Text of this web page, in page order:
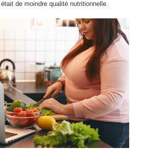
de moindre qualité nutritionnelle.